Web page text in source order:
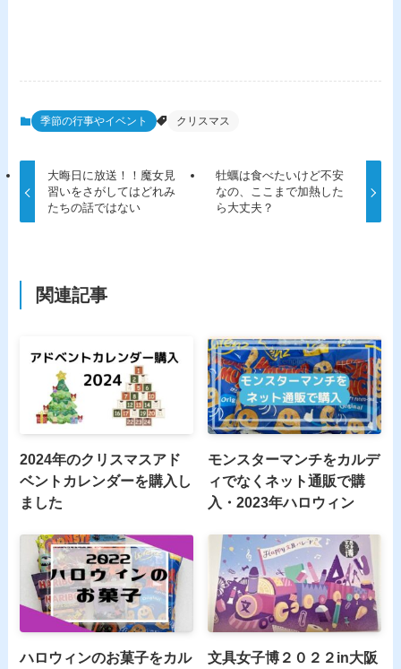
季節の行事やイベント クリスマス
大晦日に放送！！魔女見
習いをさがしてはどれみ
たちの話ではない
牡蠣は食べたいけど不安
なの、ここまで加熱した
ら大丈夫？
関連記事
2024年のクリスマスアド
ベントカレンダーを購入し
ました
モンスターマンチをカルデ
ィでなくネット通販で購
入・2023年ハロウィン
ハロウィンのお菓子をカル
文具女子博２０２２in大阪